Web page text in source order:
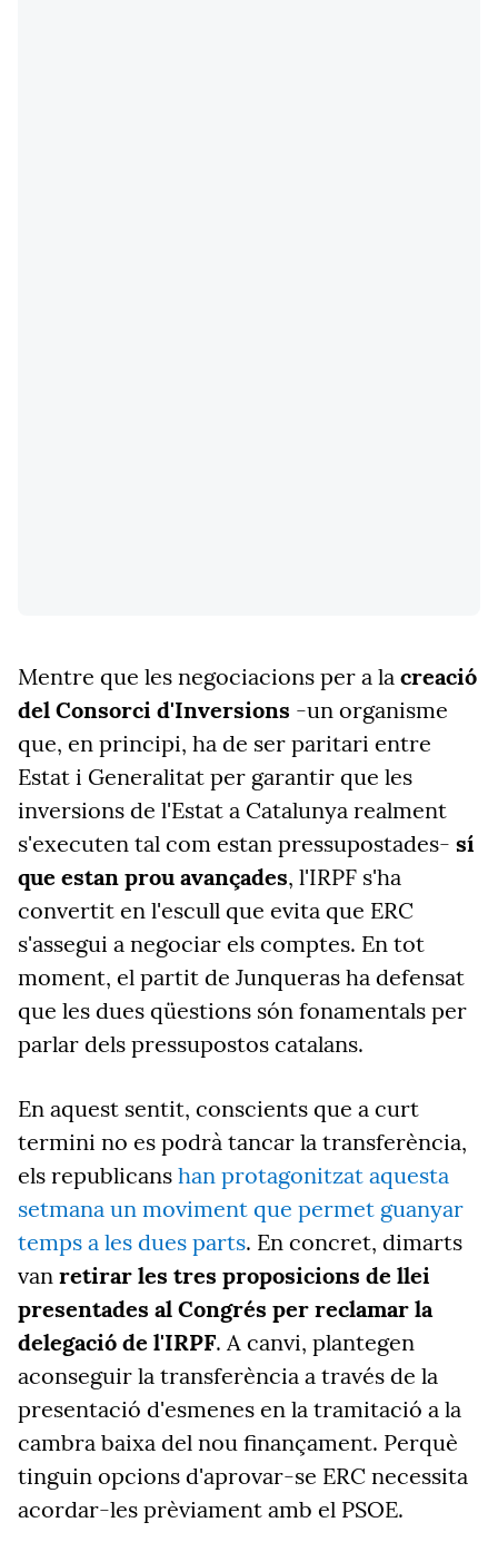
Mentre que les negociacions per a la creació
del Consorci d'Inversions -un organisme
que, en principi, ha de ser paritari entre
Estat i Generalitat per garantir que les
inversions de l'Estat a Catalunya realment
s'executen tal com estan pressupostades- sí
que estan prou avançades, l'IRPF s'ha
convertit en l'escull que evita que ERC
s'assegui a negociar els comptes. En tot
moment, el partit de Junqueras ha defensat
que les dues qüestions són fonamentals per
parlar dels pressupostos catalans.
En aquest sentit, conscients que a curt
termini no es podrà tancar la transferència,
els republicans han protagonitzat aquesta
setmana un moviment que permet guanyar
temps a les dues parts. En concret, dimarts
van retirar les tres proposicions de llei
presentades al Congrés per reclamar la
delegació de l'IRPF. A canvi, plantegen
aconseguir la transferència a través de la
presentació d'esmenes en la tramitació a la
cambra baixa del nou finançament. Perquè
tinguin opcions d'aprovar-se ERC necessita
acordar-les prèviament amb el PSOE.